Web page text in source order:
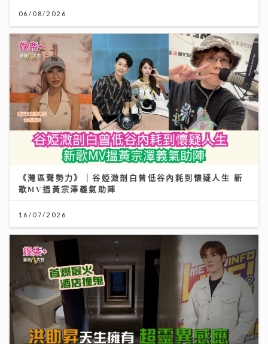
06/08/2026
《灣區聲勢力》｜谷婭溦剖白曾低谷內耗到懷疑人生 新
歌MV搵黃宗澤義氣助陣
16/07/2026